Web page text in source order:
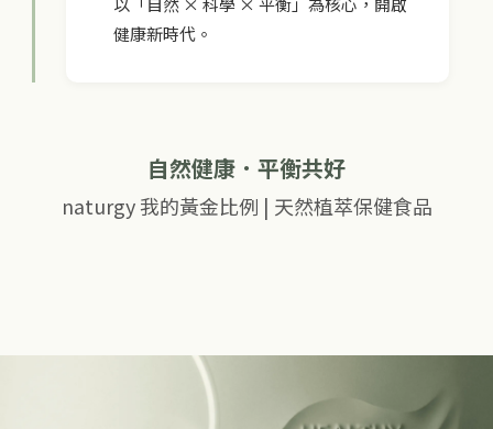
健康新時代。
自然健康．平衡共好
naturgy 我的黃金比例 | 天然植萃保健食品